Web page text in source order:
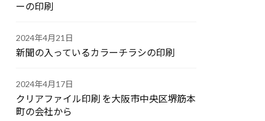
ーの印刷
2024年4月21日
新聞の入っているカラーチラシの印刷
2024年4月17日
クリアファイル印刷 を大阪市中央区堺筋本
町の会社から